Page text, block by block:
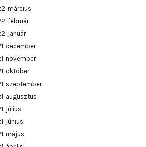
március
február
január
december
november
október
szeptember
augusztus
július
június
május